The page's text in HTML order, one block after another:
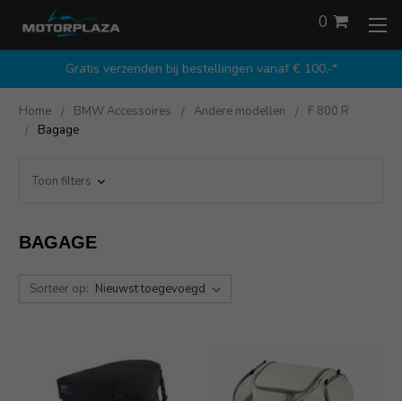
Gratis verzenden bij bestellingen vanaf € 100,-*
0
Home BMW Accessoires Andere modellen
F 800 R
Bagage
Toon filters
BAGAGE
Sorteer op: